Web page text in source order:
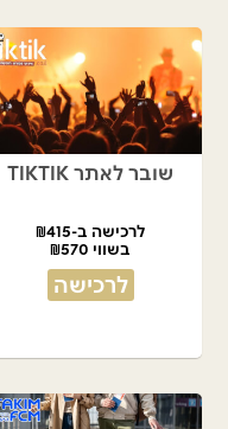
שובר לאתר TIKTIK
לרכישה ב-₪415
בשווי ₪570
לרכישה